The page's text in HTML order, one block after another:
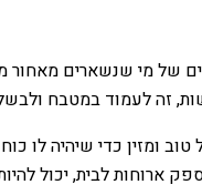
של מי שנשארים
זה לעמוד במטבח
ומזין כדי שיהיה לו
ארוחות לבית, יכול